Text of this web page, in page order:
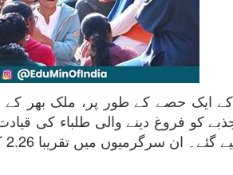
2026 کی دوڑ کے ایک حصے کے طور
کو فروغ دینے والی طلباء کی
میں تقریبا 2.26 کروڑ طلباء نے حصہ لیا۔